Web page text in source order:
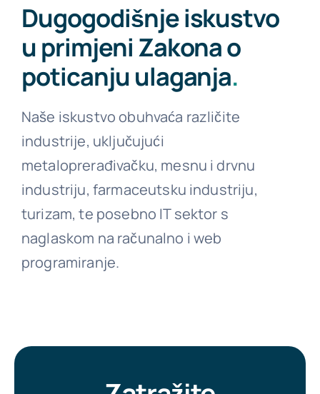
Dugogodišnje iskustvo
u primjeni Zakona o
poticanju ulaganja.
Naše iskustvo obuhvaća različite
industrije, uključujući
metaloprerađivačku, mesnu i drvnu
industriju, farmaceutsku industriju,
turizam, te posebno IT sektor s
naglaskom na računalno i web
programiranje.